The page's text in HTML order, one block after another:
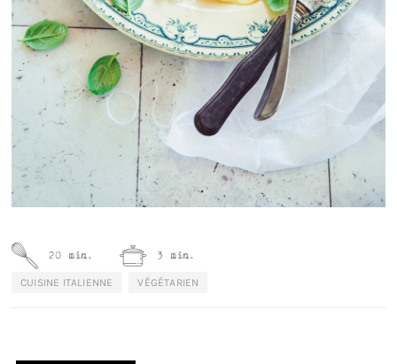
20 min. 3 min.
CUISINE ITALIENNE VÉGÉTARIEN